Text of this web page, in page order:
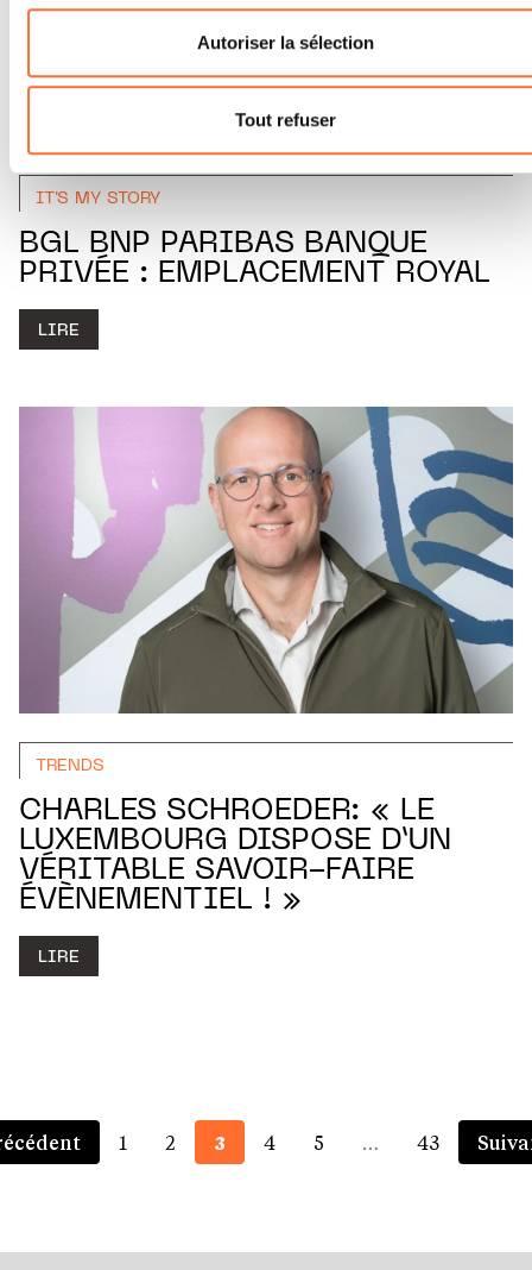
Pour de plus amples informations sur la manière dont nous
personnelles, vous pouvez consulter notreCharte d’usage
Politique de protection des données
Autoriser la sélection
Tout refuser
IT'S MY STORY
BGL BNP PARIBAS BANQUE
PRIVÉE : EMPLACEMENT ROYAL
LIRE
TRENDS
CHARLES SCHROEDER: « LE
LUXEMBOURG DISPOSE D’UN
VÉRITABLE SAVOIR-FAIRE
ÉVÈNEMENTIEL ! »
LIRE
1 2 3 4 5 … 43